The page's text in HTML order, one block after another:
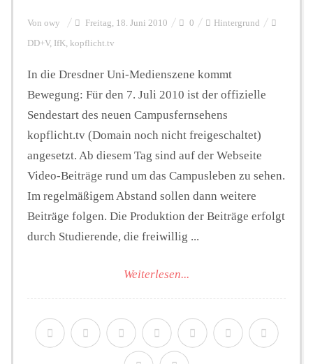
Von owy Freitag, 18. Juni 2010 0 Hintergrund
DD+V, IfK, kopflicht.tv
In die Dresdner Uni-Medienszene kommt
Bewegung: Für den 7. Juli 2010 ist der offizielle
Sendestart des neuen Campusfernsehens
kopflicht.tv (Domain noch nicht freigeschaltet)
angesetzt. Ab diesem Tag sind auf der Webseite
Video-Beiträge rund um das Campusleben zu sehen.
Im regelmäßigem Abstand sollen dann weitere
Beiträge folgen. Die Produktion der Beiträge erfolgt
durch Studierende, die freiwillig ...
Weiterlesen...